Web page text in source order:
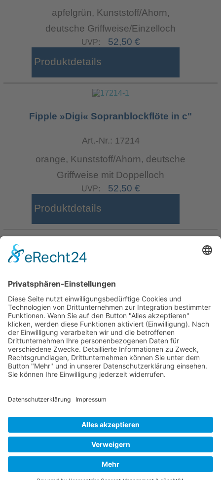
apfelgrün, Kunststoff/Ahorn,
deutsche Griffweise/Einzelloch
UVP: 52,50 €
Produktdetails
Fipple »Digi« Sopranblockflöte in c"
Art.-Nr.: 17214
orange, Kunststoff/Ahorn, deutsche
Griffweise mit Doppelloch
UVP: 52,50 €
Produktdetails
35
36 Weiter
Mollenhauer Adresse
Downloads
Weitere Seiten
Datenschutz|Cookie-Einstellungen